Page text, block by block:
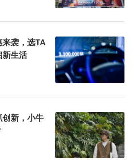
科普文化与传播部副部长殷
及意义，阐释本年度活动主
优秀作品进行点评，重点对2
细说明。最后，他向香港青
袭，选TA
新生活
新，小牛